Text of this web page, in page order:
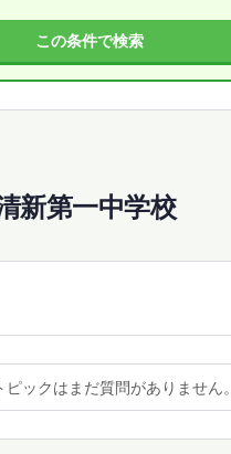
新第一中学校
ピックはまだ質問がありません。
この条件で検索